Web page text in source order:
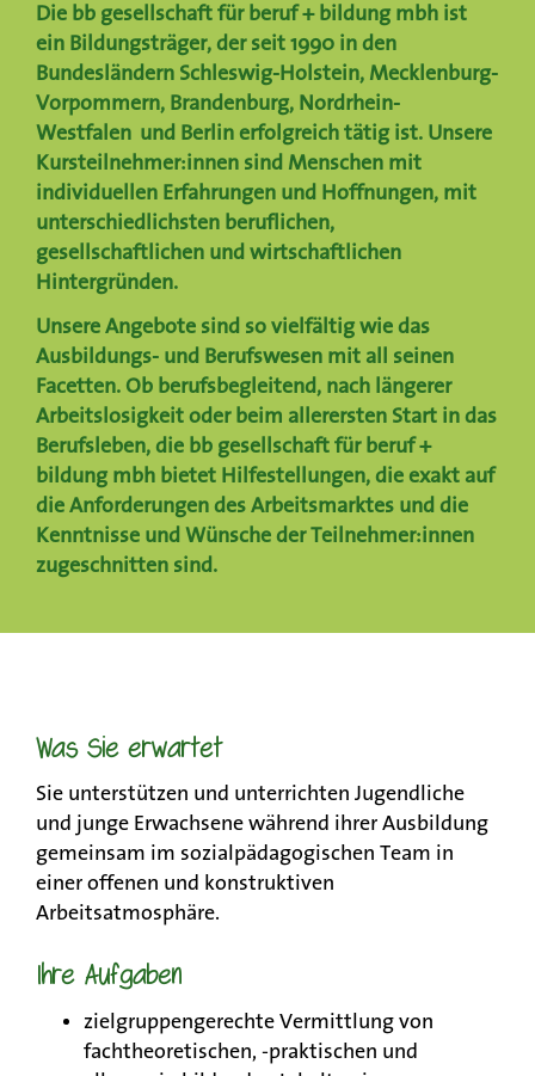
Die bb gesellschaft für beruf + bildung mbh ist
ein Bildungsträger, der seit 1990 in den
Bundesländern Schleswig-Holstein, Mecklenburg-
Vorpommern, Brandenburg, Nordrhein-
Westfalen und Berlinerfolgreich tätig ist. Unsere
Kursteilnehmer:innen sind Menschen mit
individuellen Erfahrungen und Hoffnungen, mit
unterschiedlichsten beruflichen,
gesellschaftlichen und wirtschaftlichen
Hintergründen.
Unsere Angebote sind so vielfältig wie das
Ausbildungs- und Berufswesen mit all seinen
Facetten. Ob berufsbegleitend, nach längerer
Arbeitslosigkeit oder beim allerersten Start in das
Berufsleben, die bb gesellschaft für beruf +
bildung mbh bietet Hilfestellungen, die exakt auf
die Anforderungen des Arbeitsmarktes und die
Kenntnisse und Wünsche der Teilnehmer:innen
zugeschnitten sind.
Was Sie erwartet
Sie unterstützen und unterrichten Jugendliche
und junge Erwachsene während ihrer Ausbildung
gemeinsam im sozialpädagogischen Team in
einer offenen und konstruktiven
Arbeitsatmosphäre.
Ihre Aufgaben
zielgruppengerechte Vermittlung von
fachtheoretischen, -praktischen und